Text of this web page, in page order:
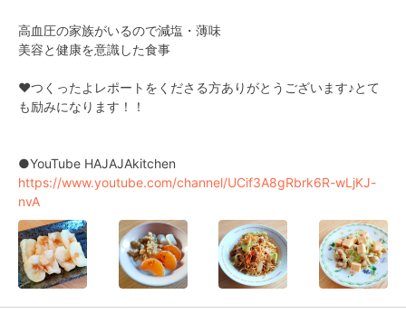
高血圧の家族がいるので減塩・薄味
美容と健康を意識した食事
♥つくったよレポートをくださる方ありがとうございます♪とて
も励みになります！！
https://www.youtube.com/channel/UCif3A8gRbrk6R-wLjKJ-
nvA